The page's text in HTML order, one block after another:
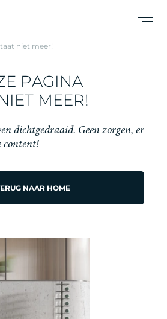
niet meer!
E PAGINA
IET MEER!
en dichtgedraaid. Geen zorgen, er
content!
NAAR HOME